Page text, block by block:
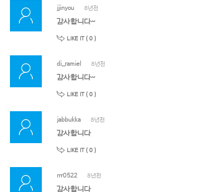
jjinyou 8년전
감사합니다~
LIKE IT ( 0 )
di_ramiel 8년전
감사합니다~
LIKE IT ( 0 )
jabbukka 8년전
감사합니다
LIKE IT ( 0 )
rrr0522 8년전
감사합니다